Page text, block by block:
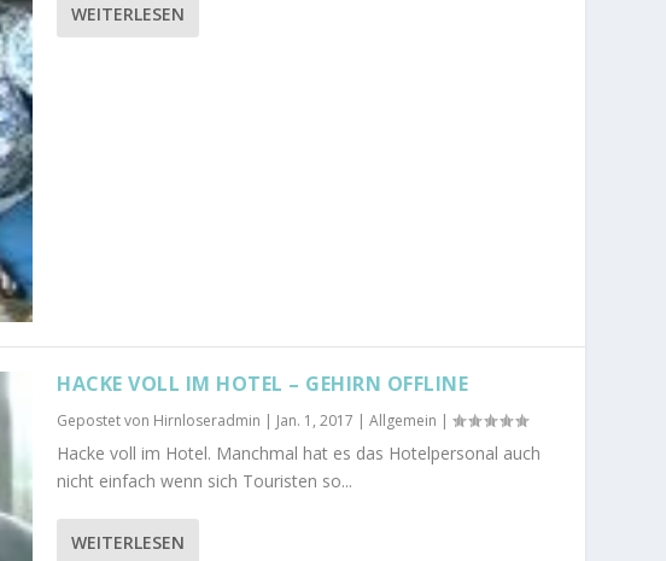
WEITERLESEN
HACKE VOLL IM HOTEL – GEHIRN OFFLINE
Gepostet von Hirnloseradmin | Jan. 1, 2017 |Allgemein |
Hacke voll im Hotel. Manchmal hat es das Hotelpersonal auch
nicht einfach wenn sich Touristen so...
WEITERLESEN